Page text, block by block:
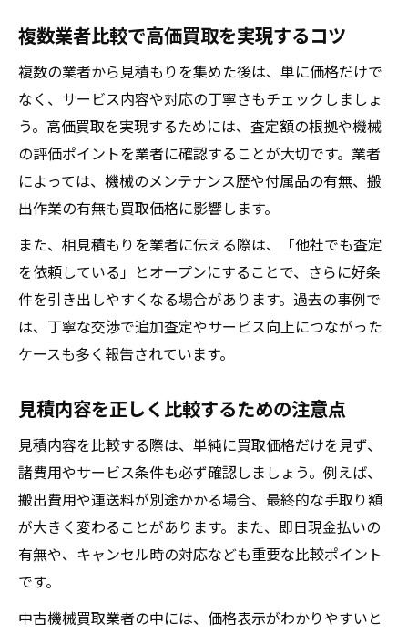
複数業者比較で高価買取を実現するコツ
複数の業者から見積もりを集めた後は、単に価格だけで
なく、サービス内容や対応の丁寧さもチェックしましょ
う。高価買取を実現するためには、査定額の根拠や機械
の評価ポイントを業者に確認することが大切です。業者
によっては、機械のメンテナンス歴や付属品の有無、搬
出作業の有無も買取価格に影響します。
また、相見積もりを業者に伝える際は、「他社でも査定
を依頼している」とオープンにすることで、さらに好条
件を引き出しやすくなる場合があります。過去の事例で
は、丁寧な交渉で追加査定やサービス向上につながった
ケースも多く報告されています。
見積内容を正しく比較するための注意点
見積内容を比較する際は、単純に買取価格だけを見ず、
諸費用やサービス条件も必ず確認しましょう。例えば、
搬出費用や運送料が別途かかる場合、最終的な手取り額
が大きく変わることがあります。また、即日現金払いの
有無や、キャンセル時の対応なども重要な比較ポイント
です。
中古機械買取業者の中には、価格表示がわかりやすいと